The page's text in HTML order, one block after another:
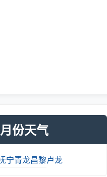
份天气
宁青龙昌黎卢龙